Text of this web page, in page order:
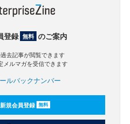
登録 無料 のご案内
過去記事が閲覧できます
メルマガを受信できます
ルバックナンバー
新規会員登録 無料